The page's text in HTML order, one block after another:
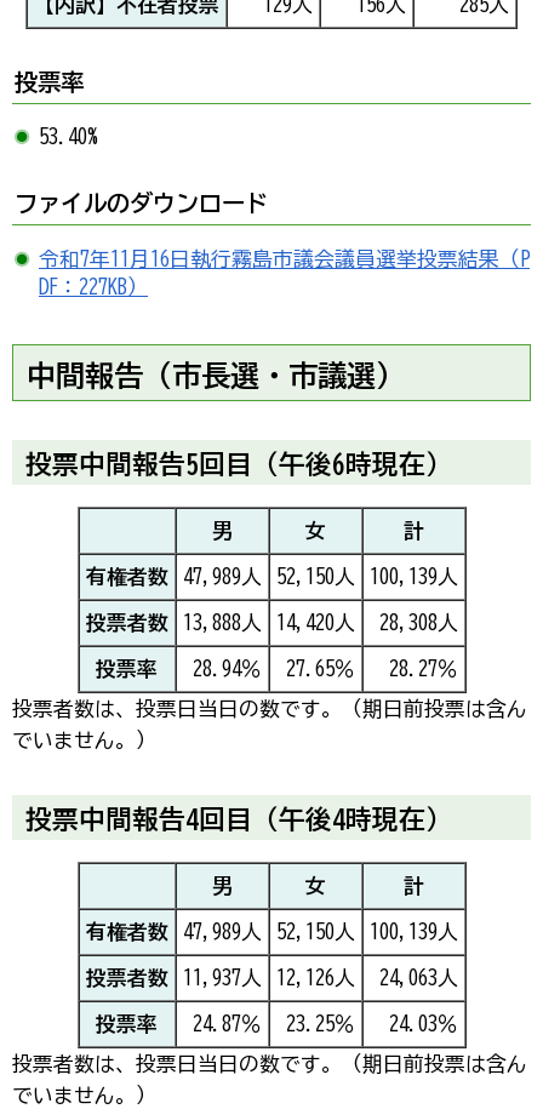
【内訳】不在者投票 129人 156人 285人
投票率
53.40%
ファイルのダウンロード
令和7年11月16日執行霧島市議会議員選挙投票結果（P
DF：227KB）
中間報告（市長選・市議選）
投票中間報告5回目（午後6時現在）
男 女 計
有権者数 47,989人 52,150人 100,139人
投票者数 13,888人 14,420人 28,308人
投票率 28.94％ 27.65％
28.27％
投票者数は、投票日当日の数です。（期日前投票は含ん
でいません。）
投票中間報告4回目（午後4時現在）
男 女 計
有権者数 47,989人 52,150人 100,139人
投票者数 11,937人 12,126人 24,063人
投票率 24.87％ 23.25％
24.03％
投票者数は、投票日当日の数です。（期日前投票は含ん
でいません。）